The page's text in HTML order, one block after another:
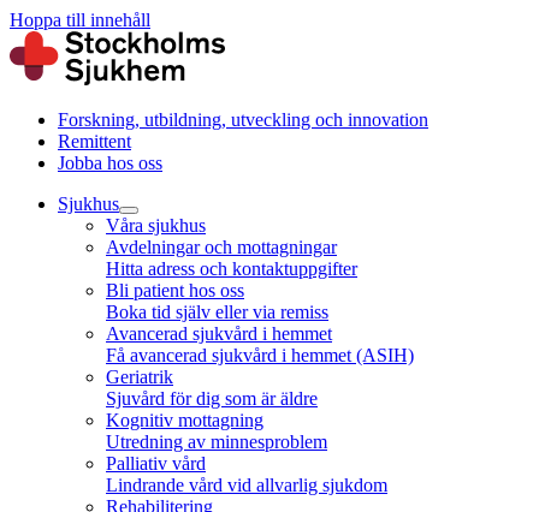
Hoppa till innehåll
Forskning, utbildning, utveckling och innovation
Remittent
Jobba hos oss
Sjukhus
Våra sjukhus
Avdelningar och mottagningar
Hitta adress och kontaktuppgifter
Bli patient hos oss
Boka tid själv eller via remiss
Avancerad sjukvård i hemmet
Få avancerad sjukvård i hemmet (ASIH)
Geriatrik
Sjuvård för dig som är äldre
Kognitiv mottagning
Utredning av minnesproblem
Palliativ vård
Lindrande vård vid allvarlig sjukdom
Rehabilitering